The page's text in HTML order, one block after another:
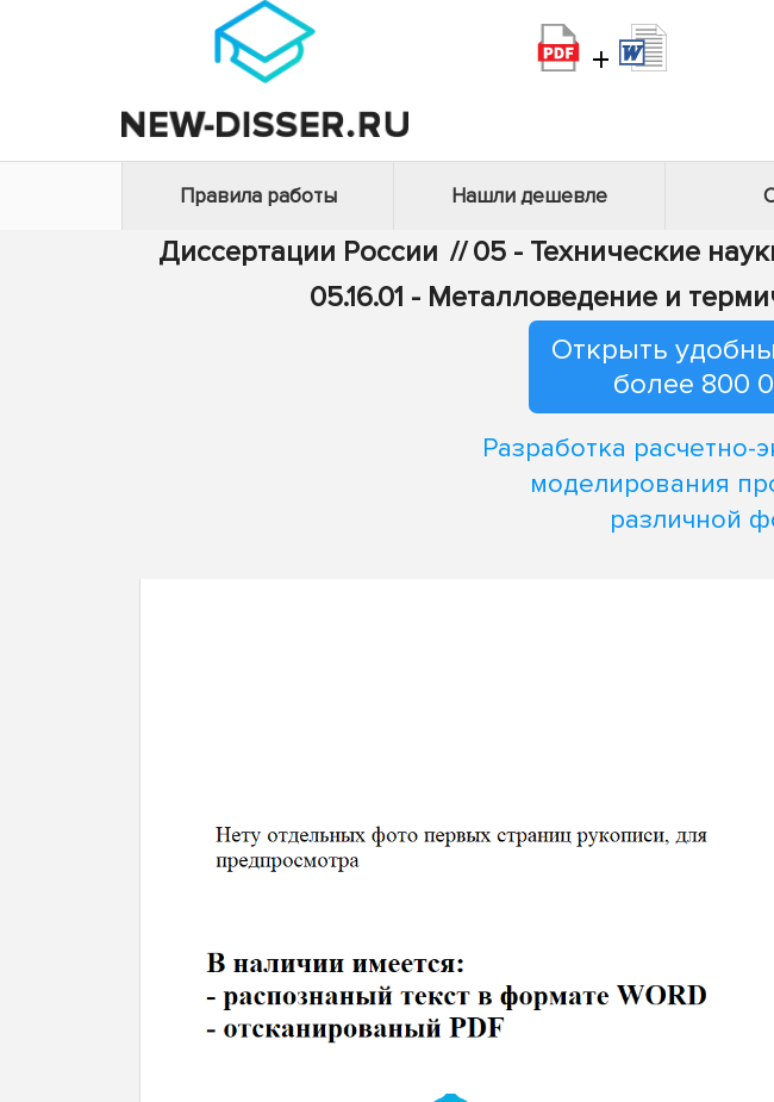
+
Правила работы Нашли дешевле
Диссертации России // 05 - Технические
05.16.01 - Металловедение и
Открыть
более 800
Разработка расчетно-
моделирования
различной